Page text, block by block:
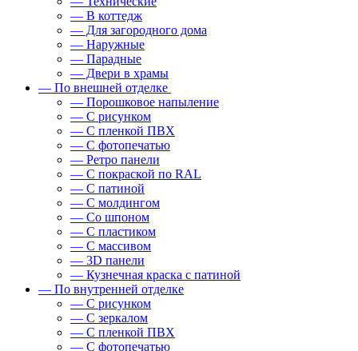
— В коттедж
— Для загородного дома
— Наружные
— Парадные
— Двери в храмы
— По внешней отделке
— Порошковое напыление
— С рисунком
— С пленкой ПВХ
— С фотопечатью
— Ретро панели
— С покраской по RAL
— С патиной
— С молдингом
— Со шпоном
— С пластиком
— С массивом
— 3D панели
— Кузнечная краска с патиной
— По внутренней отделке
— С рисунком
— С зеркалом
— С пленкой ПВХ
— С фотопечатью